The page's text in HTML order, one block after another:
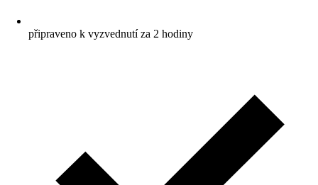
připraveno k vyzvednutí za 2 hodiny